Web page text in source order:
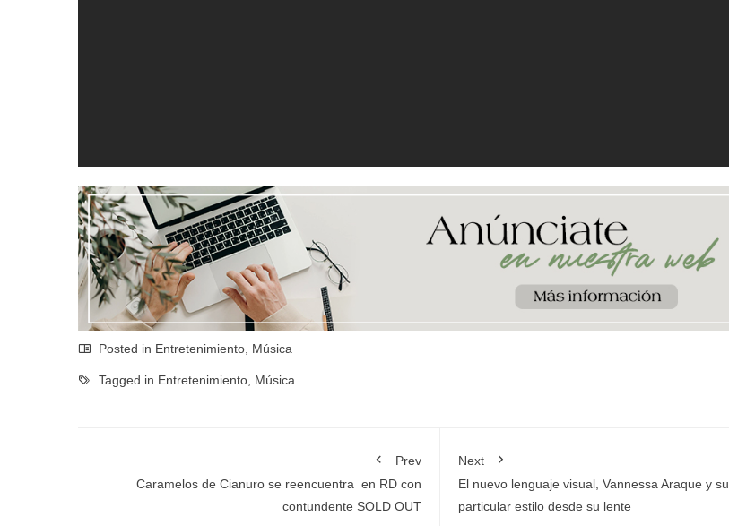
Posted in Entretenimiento, Música
Tagged in Entretenimiento, Música
Prev
Caramelos de Cianuro se reencuentra en RD con
contundente SOLD OUT
Next
El nuevo lenguaje visual, Vannessa Araque y su
particular estilo desde su lente